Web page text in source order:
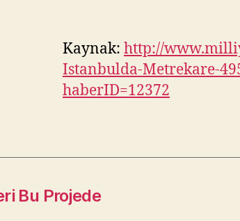
Kaynak: http://
Istanbulda-Metrekare-
haberID=12372
Bu Projede